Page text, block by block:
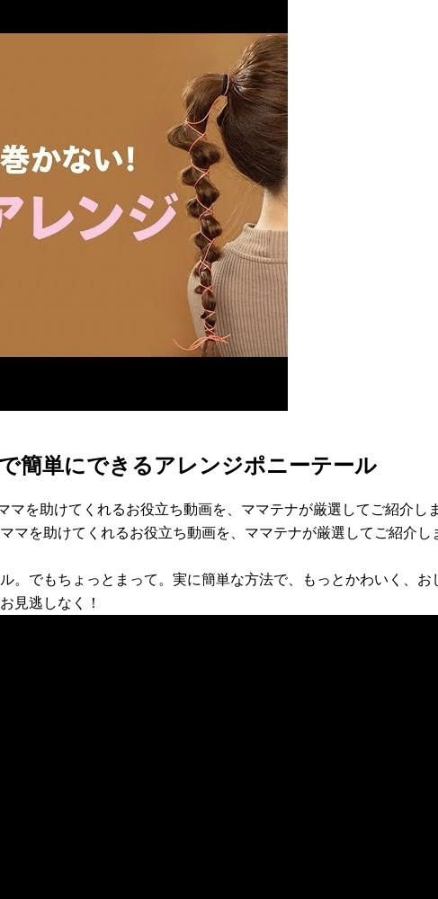
簡単にできるアレンジポニーテール
を助けてくれるお役立ち動画を、ママテナが厳選してご紹介し
マを助けてくれるお役立ち動画を、ママテナが厳選してご紹介
。でもちょっとまって。実に簡単な方法で、もっとかわいく、
見逃しなく！